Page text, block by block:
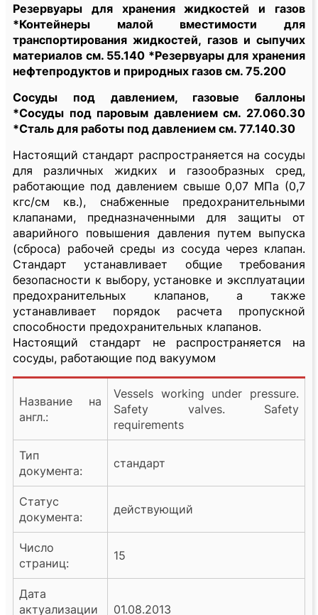
Резервуары для хранения жидкостей и газов
*Контейнеры малой вместимости для
транспортирования жидкостей, газов и сыпучих
материалов см. 55.140 *Резервуары для хранения
нефтепродуктов и природных газов см. 75.200
Сосуды под давлением, газовые баллоны
*Сосуды под паровым давлением см. 27.060.30
*Сталь для работы под давлением см. 77.140.30
Настоящий стандарт распространяется на сосуды
для различных жидких и газообразных сред,
работающие под давлением свыше 0,07 МПа (0,7
кгс/см кв.), снабженные предохранительными
клапанами, предназначенными для защиты от
аварийного повышения давления путем выпуска
(сброса) рабочей среды из сосуда через клапан.
Стандарт устанавливает общие требования
безопасности к выбору, установке и эксплуатации
предохранительных клапанов, а также
устанавливает порядок расчета пропускной
способности предохранительных клапанов.
Настоящий стандарт не распространяется на
сосуды, работающие под вакуумом
Название на
англ.:
Vessels working under pressure.
Safety valves. Safety
requirements
Тип
документа:
стандарт
Статус
документа:
действующий
Число
страниц:
15
Дата
актуализации
01.08.2013